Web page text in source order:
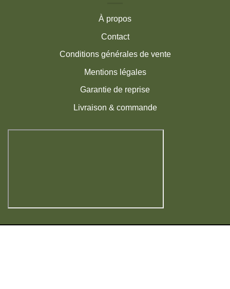
À propos
Contact
Conditions générales de vente
Mentions légales
Garantie de reprise
Livraison & commande